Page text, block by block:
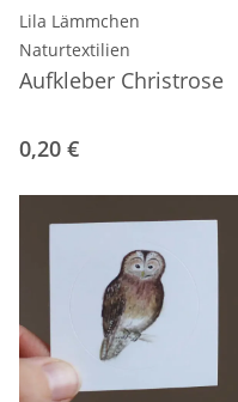
Lila Lämmchen
Naturtextilien
Aufkleber Christrose
0,20 €